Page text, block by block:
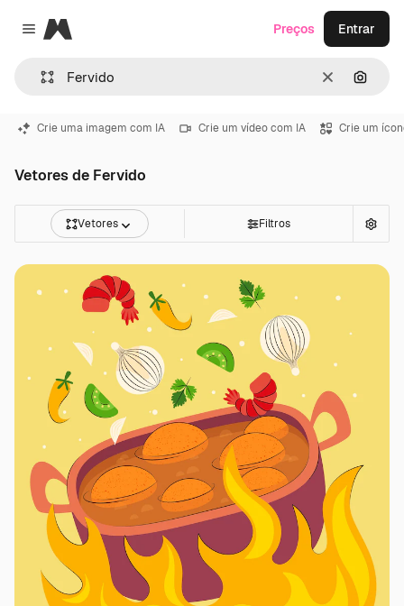
Close menu
Magnific
Limpar
Preços Entrar
Crie uma imagem com IA Crie um vídeo com IA Crie um
Vetores de Fervido
Vetores Filtros